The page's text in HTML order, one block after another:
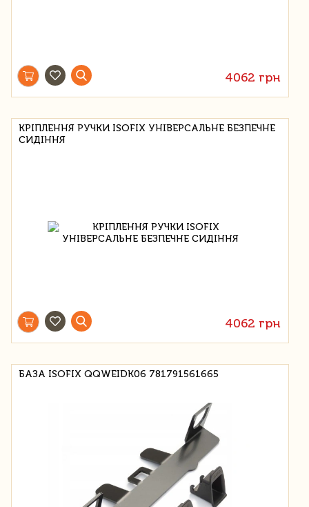
4062 грн
КРІПЛЕННЯ РУЧКИ ISOFIX УНІВЕРСАЛЬНЕ БЕЗПЕЧНЕ
СИДІННЯ
4062 грн
БАЗА ISOFIX QQWEIDK06 781791561665